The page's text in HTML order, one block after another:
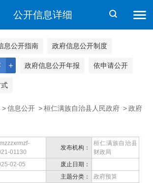
公开信息详细
息公开指南 政府信息公开制度
＋ 政府信息公开年报 依申请公开
> 信息公开 > 桓仁满族自治县人民政府 > 政府
01130
发布机构：
桓仁满族自治县
财政局
02-05
废止日期：
主题分类：
政府预算